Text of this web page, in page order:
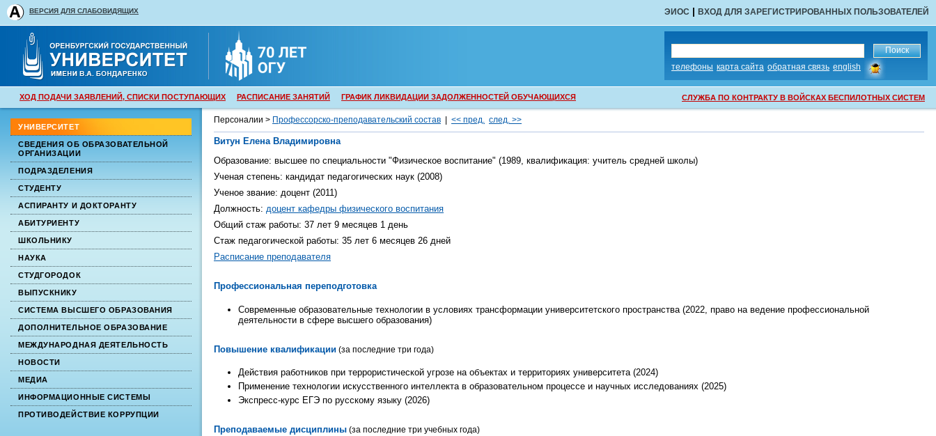
ЭИОС | ВХОД ДЛЯ ЗАРЕГИСТРИРОВАННЫХ ПОЛЬЗОВАТЕЛЕЙ
ВЕРСИЯ ДЛЯ СЛАБОВИДЯЩИХ
телефоны карта сайта обратная связь english
сообщить
об
ошибке
СЛУЖБА ПО КОНТРАКТУ В ВОЙСКАХ БЕСПИЛОТНЫХ СИСТЕМ
ХОД ПОДАЧИ ЗАЯВЛЕНИЙ, СПИСКИ ПОСТУПАЮЩИХ РАСПИСАНИЕ ЗАНЯТИЙ ГРАФИК ЛИКВИДАЦИИ ЗАДОЛЖЕННОСТЕЙ ОБУЧАЮЩИХСЯ
УНИВЕРСИТЕТ
СВЕДЕНИЯ ОБ ОБРАЗОВАТЕЛЬНОЙ
ОРГАНИЗАЦИИ
ПОДРАЗДЕЛЕНИЯ
СТУДЕНТУ
АСПИРАНТУ И ДОКТОРАНТУ
АБИТУРИЕНТУ
ШКОЛЬНИКУ
НАУКА
СТУДГОРОДОК
ВЫПУСКНИКУ
СИСТЕМА ВЫСШЕГО ОБРАЗОВАНИЯ
ДОПОЛНИТЕЛЬНОЕ ОБРАЗОВАНИЕ
МЕЖДУНАРОДНАЯ ДЕЯТЕЛЬНОСТЬ
НОВОСТИ
МЕДИА
ИНФОРМАЦИОННЫЕ СИСТЕМЫ
ПРОТИВОДЕЙСТВИЕ КОРРУПЦИИ
Персоналии > Профессорско-преподавательский состав << пред. след. >>
Витун Елена Владимировна
Образование: высшее по специальности "Физическое воспитание" (1989, квалификация: учитель средней школы)
Ученая степень: кандидат педагогических наук (2008)
Ученое звание: доцент (2011)
Должность: доцент кафедры физического воспитания
Общий стаж работы: 37 лет 9 месяцев 1 день
Стаж педагогической работы: 35 лет 6 месяцев 26 дней
Расписание преподавателя
Профессиональная переподготовка
Современные образовательные технологии в условиях трансформации университетского пространства (2022, право на ведение профессиональной
деятельности в сфере высшего образования)
Повышение квалификации (за последние три года)
Действия работников при террористической угрозе на объектах и территориях университета (2024)
Применение технологии искусственного интеллекта в образовательном процессе и научных исследованиях (2025)
Экспресс-курс ЕГЭ по русскому языку (2026)
Преподаваемые дисциплины (за последние три учебных года)